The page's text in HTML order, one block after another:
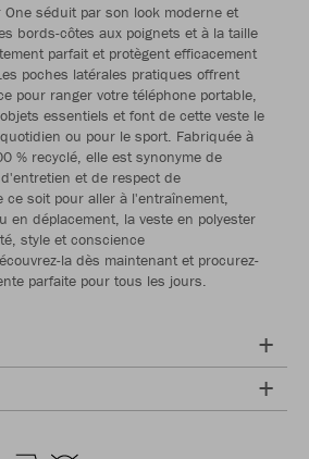
One séduit par son look moderne et
bords-côtes aux poignets et à la taille
parfait et protègent efficacement
poches latérales pratiques offrent
pour ranger votre téléphone portable,
essentiels et font de cette veste le
ou pour le sport. Fabriquée à
% recyclé, elle est synonyme de
et de respect de
ce soit pour aller à l'entraînement,
en déplacement, la veste en polyester
style et conscience
la dès maintenant et procurez-
parfaite pour tous les jours.